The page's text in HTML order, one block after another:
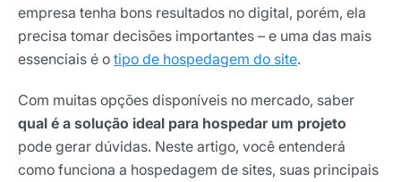
empresa tenha bons resultados no digital, porém, ela
precisa tomar decisões importantes – e uma das mais
essenciais é o tipo de hospedagem do site.
Com muitas opções disponíveis no mercado, saber
qual é a solução ideal para hospedar um projeto
pode gerar dúvidas. Neste artigo, você entenderá
como funciona a hospedagem de sites, suas principais